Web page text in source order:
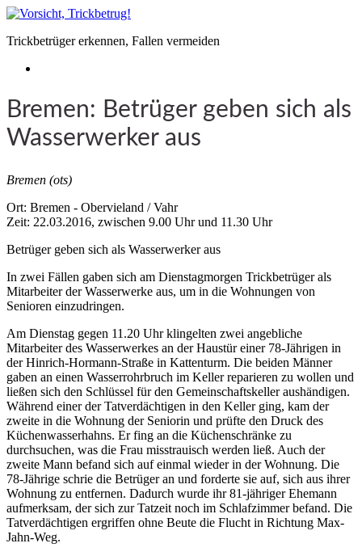
Trickbetrüger erkennen, Fallen vermeiden
Bremen: Betrüger geben sich als
Wasserwerker aus
Bremen (ots)
Ort: Bremen - Obervieland / Vahr
Zeit: 22.03.2016, zwischen 9.00 Uhr und 11.30 Uhr
Betrüger geben sich als Wasserwerker aus
In zwei Fällen gaben sich am Dienstagmorgen Trickbetrüger als
Mitarbeiter der Wasserwerke aus, um in die Wohnungen von
Senioren einzudringen.
Am Dienstag gegen 11.20 Uhr klingelten zwei angebliche
Mitarbeiter des Wasserwerkes an der Haustür einer 78-Jährigen in
der Hinrich-Hormann-Straße in Kattenturm. Die beiden Männer
gaben an einen Wasserrohrbruch im Keller reparieren zu wollen und
ließen sich den Schlüssel für den Gemeinschaftskeller aushändigen.
Während einer der Tatverdächtigen in den Keller ging, kam der
zweite in die Wohnung der Seniorin und prüfte den Druck des
Küchenwasserhahns. Er fing an die Küchenschränke zu
durchsuchen, was die Frau misstrauisch werden ließ. Auch der
zweite Mann befand sich auf einmal wieder in der Wohnung. Die
78-Jährige schrie die Betrüger an und forderte sie auf, sich aus ihrer
Wohnung zu entfernen. Dadurch wurde ihr 81-jähriger Ehemann
aufmerksam, der sich zur Tatzeit noch im Schlafzimmer befand. Die
Tatverdächtigen ergriffen ohne Beute die Flucht in Richtung Max-
Jahn-Weg.